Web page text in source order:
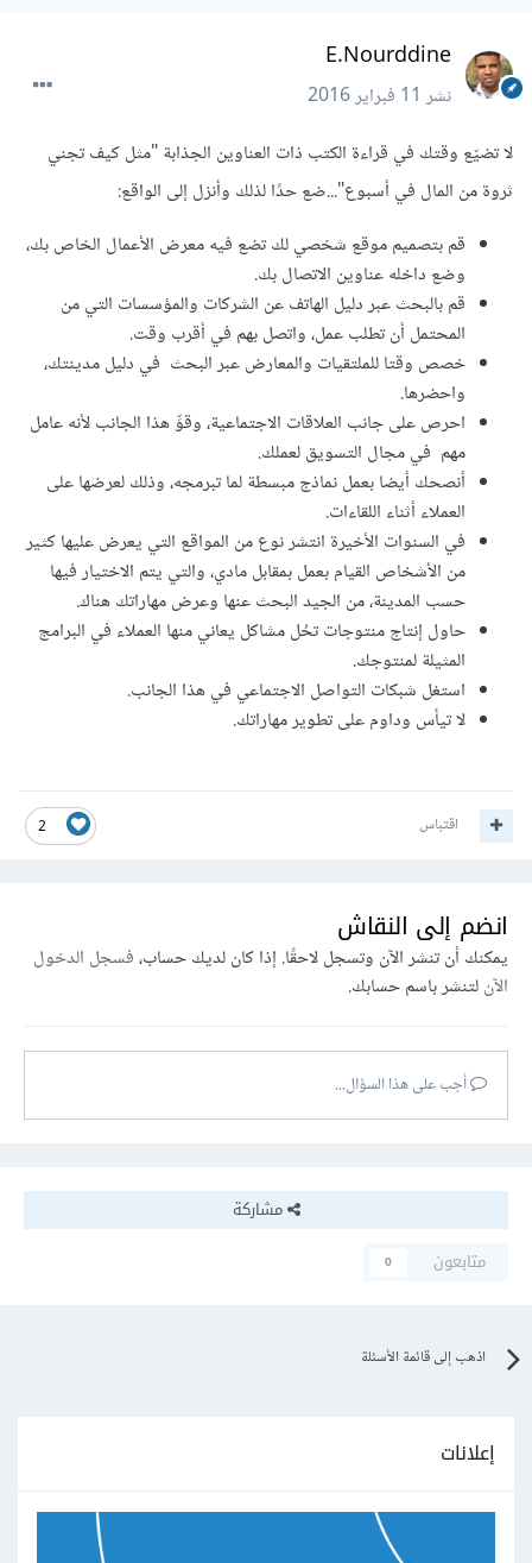
E.Nourddine
نشر11 فبراير 2016
لا تضيّع وقتك في قراءة الكتب ذات العناوين الجذابة "مثل كيف تجني
ثروة من المال في أسبوع"...ضع حدًا لذلك وأنزل إلى الواقع:
قم بتصميم موقع شخصي لك تضع فيه معرض الأعمال الخاص بك،
وضع داخله عناوين الاتصال بك.
قم بالبحث عبر دليل الهاتف عن الشركات والمؤسسات التي من
المحتمل أن تطلب عمل، واتصل بهم في أقرب وقت.
خصص وقتا للملتقيات والمعارض عبر البحث في دليل مدينتك،
واحضرها.
احرص على جانب العلاقات الاجتماعية، وقوِّ هذا الجانب لأنه عامل
مهم في مجال التسويق لعملك.
أنصحك أيضا بعمل نماذج مبسطة لما تبرمجه، وذلك لعرضها على
العملاء أثناء اللقاءات.
في السنوات الأخيرة انتشر نوع من المواقع التي يعرض عليها كثير
من الأشخاص القيام بعمل بمقابل مادي، والتي يتم الاختيار فيها
حسب المدينة، من الجيد البحث عنها وعرض مهاراتك هناك.
حاول إنتاج منتوجات تحُل مشاكل يعاني منها العملاء في البرامج
المثيلة لمنتوجك.
استغل شبكات التواصل الاجتماعي في هذا الجانب.
لا تيأس وداوم على تطوير مهاراتك.
2 اقتباس
انضم إلى النقاش
يمكنك أن تنشر الآن وتسجل لاحقًا. إذا كان لديك حساب،فسجل الدخول
الآنلتنشر باسم حسابك.
أجب على هذا السؤال...
مشاركة
متابعون
0
اذهب إلى قائمة الأسئلة
إعلانات